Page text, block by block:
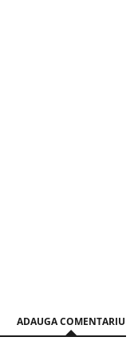
ADAUGA COMENTARIU